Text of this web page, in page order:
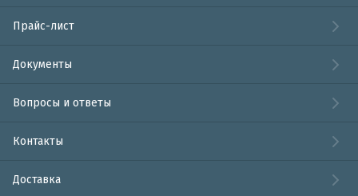
Прайс-лист
Документы
Вопросы и ответы
Контакты
Доставка